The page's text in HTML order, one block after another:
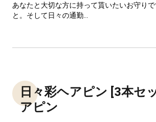
あなたと大切な方に持って貰いたいお守り
と。そして日々の通勤...
日々彩ヘアピン [3本セ
アピン